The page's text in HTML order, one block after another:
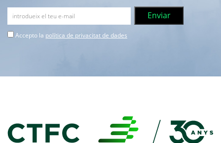
Accepto la política de privacitat de dades